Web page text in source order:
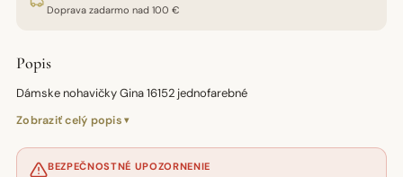
Doprava zadarmo nad 100 €
Popis
Dámske nohavičky Gina 16152 jednofarebné
Zobraziť celý popis
BEZPEČNOSTNÉ UPOZORNENIE